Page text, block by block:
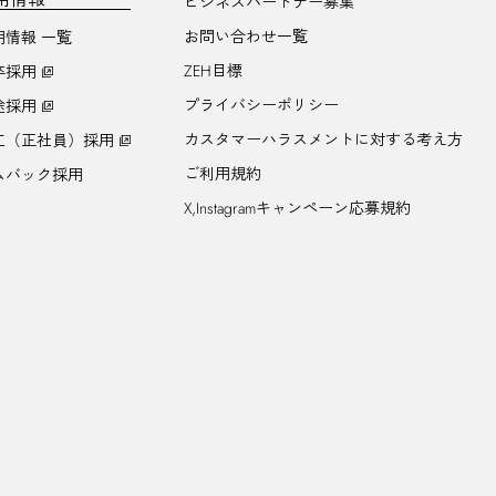
情報 一覧
採用
採用
（正社員）採用
バック採用
お問い合わせ一覧
ZEH目標
プライバシーポリシー
カスタマーハラスメントに対する考え方
ご利用規約
X,Instagramキャンペーン応募規約